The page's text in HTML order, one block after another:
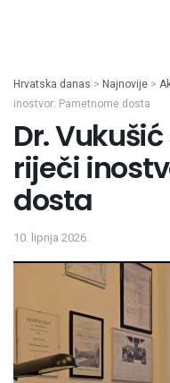
Hrvatska danas > Najnovije >
inostvor: Pametnome dosta
Dr.
riječi
dosta
10. lipnja 2026.